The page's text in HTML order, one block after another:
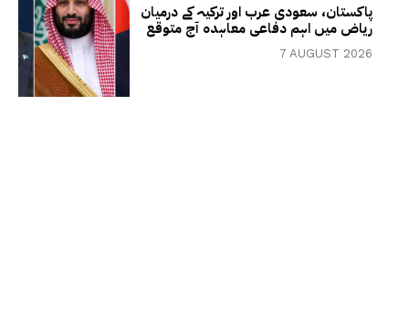
پاکستان، سعودی عرب اور ترکیہ کے درمیان
ریاض میں اہم دفاعی معاہدہ آج متوقع
7 AUGUST 2026